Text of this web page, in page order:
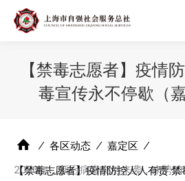
【禁毒志愿者】疫情
毒宣传永不停歇（
⁄ 各区动态 ⁄ 嘉定区 ⁄
【禁毒志愿者】疫情防控人人有责
2020年，新冠病毒突然来袭，来势